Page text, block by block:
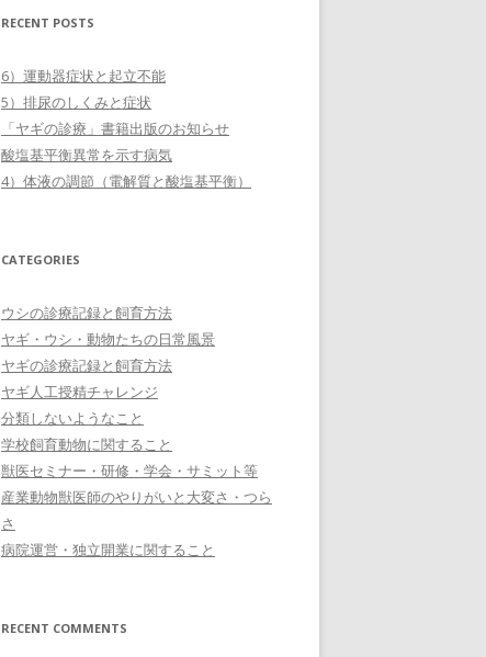
RECENT POSTS
6）運動器症状と起立不能
5）排尿のしくみと症状
「ヤギの診療」書籍出版のお知らせ
酸塩基平衡異常を示す病気
4）体液の調節（電解質と酸塩基平衡）
CATEGORIES
ウシの診療記録と飼育方法
ヤギ・ウシ・動物たちの日常風景
ヤギの診療記録と飼育方法
ヤギ人工授精チャレンジ
分類しないようなこと
学校飼育動物に関すること
獣医セミナー・研修・学会・サミット等
産業動物獣医師のやりがいと大変さ・つら
さ
病院運営・独立開業に関すること
RECENT COMMENTS